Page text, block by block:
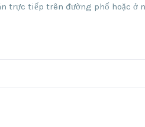
trực tiếp trên đường phố hoặc ở